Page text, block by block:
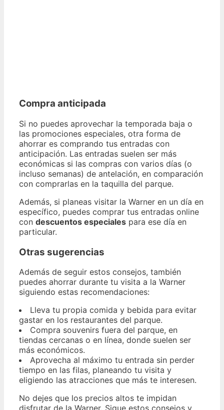
Compra anticipada
Si no puedes aprovechar la temporada baja o
las promociones especiales, otra forma de
ahorrar es comprando tus entradas con
anticipación. Las entradas suelen ser más
económicas si las compras con varios días (o
incluso semanas) de antelación, en comparación
con comprarlas en la taquilla del parque.
Además, si planeas visitar la Warner en un día en
específico, puedes comprar tus entradas online
con descuentos especiales para ese día en
particular.
Otras sugerencias
Además de seguir estos consejos, también
puedes ahorrar durante tu visita a la Warner
siguiendo estas recomendaciones:
Lleva tu propia comida y bebida para evitar
gastar en los restaurantes del parque.
Compra souvenirs fuera del parque, en
tiendas cercanas o en línea, donde suelen ser
más económicos.
Aprovecha al máximo tu entrada sin perder
tiempo en las filas, planeando tu visita y
eligiendo las atracciones que más te interesen.
No dejes que los precios altos te impidan